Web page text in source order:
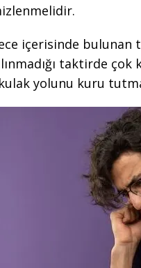
içerisinde
taktirde
yolunu kuru